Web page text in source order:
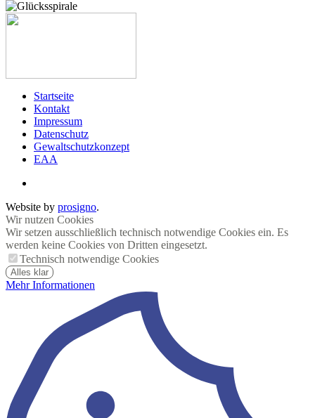
Startseite
Kontakt
Impressum
Datenschutz
Gewaltschutzkonzept
EAA
Website by prosigno.
Wir nutzen Cookies
Wir setzen ausschließlich technisch notwendige Cookies ein. Es
werden keine Cookies von Dritten eingesetzt.
Technisch notwendige Cookies
Alles klar
Mehr Informationen